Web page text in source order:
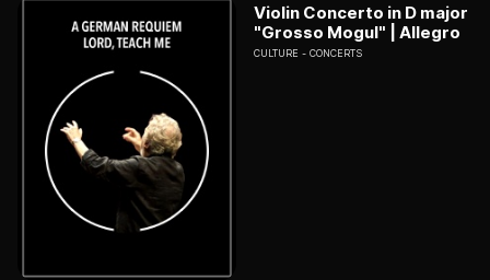
Violin Concerto in D major
"Grosso Mogul" | Allegro
CULTURE CONCERTS